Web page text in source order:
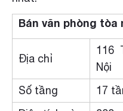
Bán văn phòng tòa
Địa chỉ
116
Nội
Số tầng
17